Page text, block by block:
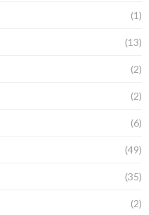
(1)
(13)
(2)
(2)
(6)
(49)
(35)
(2)